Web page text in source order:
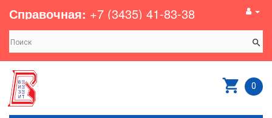
Справочная: +7 (3435) 41-83-38
0